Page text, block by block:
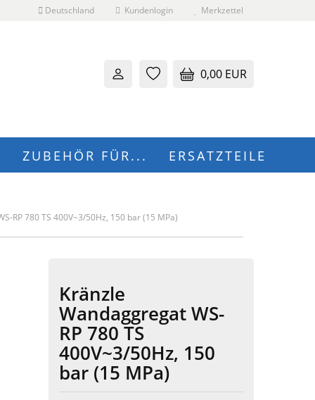
Deutschland Kundenlogin
vergessen?
Merkzettel
0,00 EUR
ZUBEHÖR FÜR... ERSATZTEILE
RP 780 TS 400V~3/50Hz, 150 bar (15 MPa)
Kränzle
Wandaggregat WS-
RP 780 TS
400V~3/50Hz, 150
bar (15 MPa)